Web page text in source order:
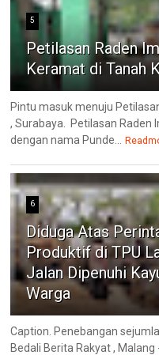
5
Petilasan Raden
Keramat di Tanah
Pintu masuk menuju
, Surabaya. Petilasan Raden
dengan nama Punde...
6
Diduga Atas
Produktif di TPU
Jalan Dipenuhi
Warga
Caption. Penebangan
Bedali Berita Rakyat ,